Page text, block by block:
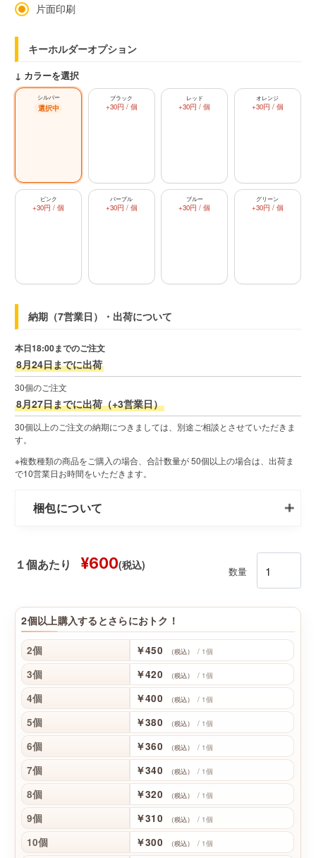
片面印刷
キーホルダーオプション
↓ カラーを選択
シルバー ブラック
+30円 / 個
レッド
+30円 / 個
オレンジ
+30円 / 個
ピンク
+30円 / 個
パープル
+30円 / 個
ブルー
+30円 / 個
グリーン
+30円 / 個
納期（7営業日）・出荷について
本日18:00までのご注文
8月24日までに出荷
30個のご注文
8月27日までに出荷（+3営業日）
30個以上のご注文の納期につきましては、別途ご相談とさせていただきま
す。
※複数種類の商品をご購入の場合、合計数量が 50個以上の場合は、出荷ま
で10営業日お時間をいただきます。
梱包について
１個あたり ¥600(税込)
数量
2個以上購入するとさらにおトク！
2個 ￥450 （税込） / 1個
3個 ￥420 （税込） / 1個
4個 ￥400 （税込） / 1個
5個 ￥380 （税込） / 1個
6個 ￥360 （税込） / 1個
7個 ￥340 （税込） / 1個
8個 ￥320 （税込） / 1個
9個 ￥310 （税込） / 1個
10個 ￥300 （税込） / 1個